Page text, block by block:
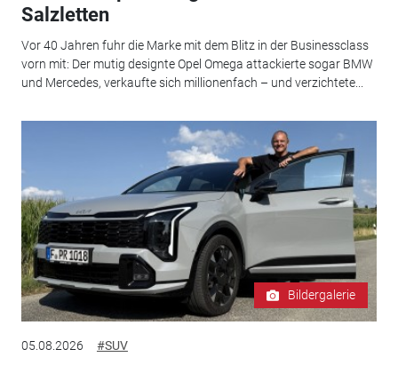
Salzletten
Vor 40 Jahren fuhr die Marke mit dem Blitz in der Businessclass
vorn mit: Der mutig designte Opel Omega attackierte sogar BMW
und Mercedes, verkaufte sich millionenfach – und verzichtete...
Bildergalerie
05.08.2026 #SUV